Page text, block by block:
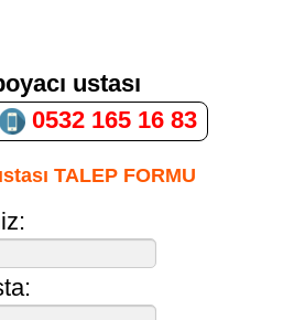
ustası
0532 165 16 83
TALEP FORMU